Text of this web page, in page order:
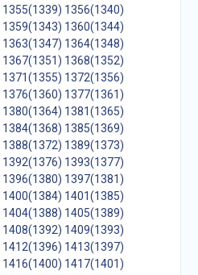
1355(1339) 1356(1340)
1359(1343) 1360(1344)
1363(1347) 1364(1348)
1367(1351) 1368(1352)
1371(1355) 1372(1356)
1376(1360) 1377(1361)
1380(1364) 1381(1365)
1384(1368) 1385(1369)
1388(1372) 1389(1373)
1392(1376) 1393(1377)
1396(1380) 1397(1381)
1400(1384) 1401(1385)
1404(1388) 1405(1389)
1408(1392) 1409(1393)
1412(1396) 1413(1397)
1416(1400) 1417(1401)